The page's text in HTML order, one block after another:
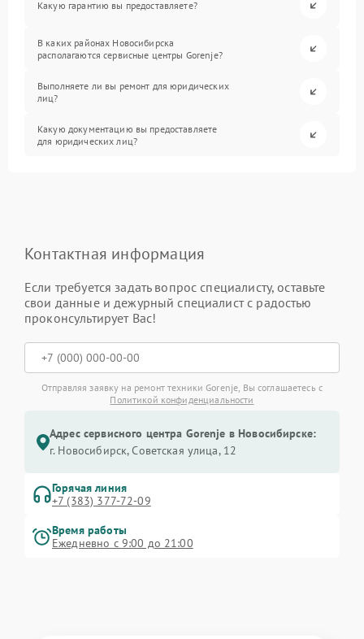
Какую гарантию вы предоставляете?
В каких районах Новосибирска
располагаются сервисные центры Gorenje?
Выполняете ли вы ремонт для юридических
лиц?
Какую документацию вы предоставляете
для юридических лиц?
Контактная информация
Если требуется задать вопрос специалисту, оставьте
свои данные и дежурный специалист с радостью
проконсультирует Вас!
Отправляя заявку на ремонт техники Gorenje, Вы соглашаетесь с
Политикой конфиденциальности
Адрес сервисного центра Gorenje в Новосибирске:
г. Новосибирск, Советская улица, 12
Горячая линия
+7 (383) 377-72-09
Время работы
Ежедневно с 9:00 до 21:00